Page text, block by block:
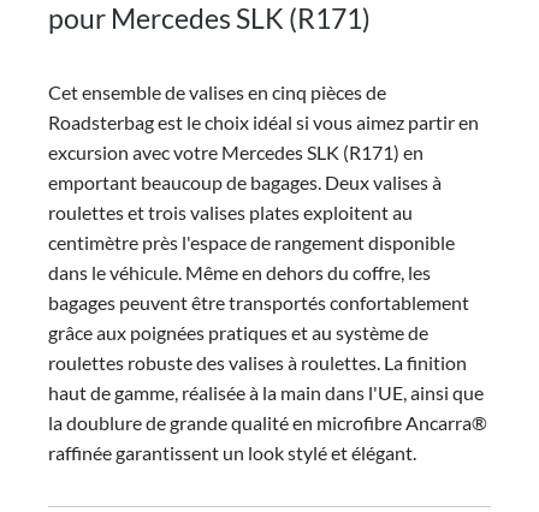
pour Mercedes SLK (R171)
Cet ensemble de valises en cinq pièces de
Roadsterbag est le choix idéal si vous aimez partir en
excursion avec votre Mercedes SLK (R171) en
emportant beaucoup de bagages. Deux valises à
roulettes et trois valises plates exploitent au
centimètre près l'espace de rangement disponible
dans le véhicule. Même en dehors du coffre, les
bagages peuvent être transportés confortablement
grâce aux poignées pratiques et au système de
roulettes robuste des valises à roulettes. La finition
haut de gamme, réalisée à la main dans l'UE, ainsi que
la doublure de grande qualité en microfibre Ancarra®
raffinée garantissent un look stylé et élégant.